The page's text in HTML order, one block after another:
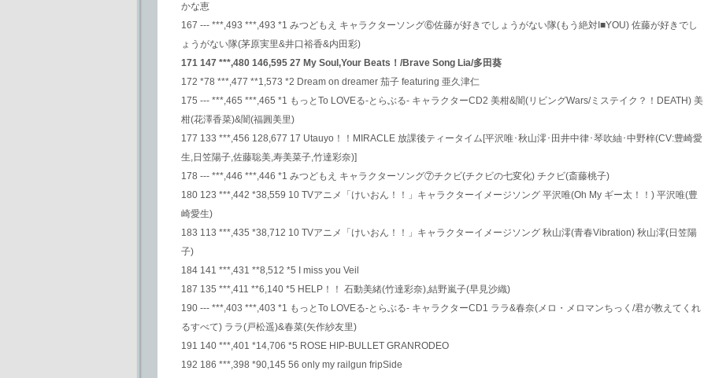
かな恵
167 --- ***,493 ***,493 *1 みつどもえ キャラクターソング⑥佐藤が好きでしょうがない隊(もう絶対I■YOU) 佐藤が好きでし
ょうがない隊(茅原実里&井口裕香&内田彩)
171 147 ***,480 146,595 27 My Soul,Your Beats！/Brave Song Lia/多田葵
172 *78 ***,477 **1,573 *2 Dream on dreamer 茄子 featuring 亜久津仁
175 --- ***,465 ***,465 *1 もっとTo LOVEる-とらぶる- キャラクターCD2 美柑&闇(リビングWars/ミステイク？！DEATH) 美
柑(花澤香菜)&闇(福圓美里)
177 133 ***,456 128,677 17 Utauyo！！MIRACLE 放課後ティータイム[平沢唯･秋山澪･田井中律･琴吹紬･中野梓(CV:豊崎愛
生,日笠陽子,佐藤聡美,寿美菜子,竹達彩奈)]
178 --- ***,446 ***,446 *1 みつどもえ キャラクターソング⑦チクビ(チクビの七変化) チクビ(斎藤桃子)
180 123 ***,442 *38,559 10 TVアニメ「けいおん！！」キャラクターイメージソング 平沢唯(Oh My ギー太！！) 平沢唯(豊
崎愛生)
183 113 ***,435 *38,712 10 TVアニメ「けいおん！！」キャラクターイメージソング 秋山澪(青春Vibration) 秋山澪(日笠陽
子)
184 141 ***,431 **8,512 *5 I miss you Veil
187 135 ***,411 **6,140 *5 HELP！！ 石動美緒(竹達彩奈),結野嵐子(早見沙織)
190 --- ***,403 ***,403 *1 もっとTo LOVEる-とらぶる- キャラクターCD1 ララ&春奈(メロ・メロマンちっく/君が教えてくれ
るすべて) ララ(戸松遥)&春菜(矢作紗友里)
191 140 ***,401 *14,706 *5 ROSE HIP-BULLET GRANRODEO
192 186 ***,398 *90,145 56 only my railgun fripSide